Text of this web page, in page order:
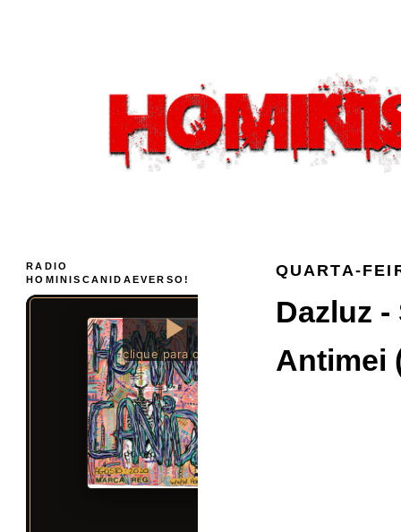
QUARTA-
Dazluz
Antimei
RADIO
HOMINISCANIDAEVERSO!